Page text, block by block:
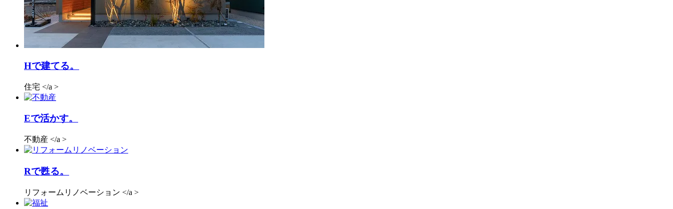
Hで建てる。
住宅 </a >
Eで活かす。
不動産 </a >
Rで甦る。
リフォームリノベーション </a >